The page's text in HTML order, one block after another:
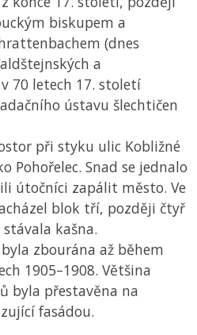
biskupem a
(dnes
a
70 letech 17. století
ústavu šlechtičen
při styku ulic Kobližné
Pohořelec. Snad se jednalo
útočníci zapálit město. Ve
blok tří, později čtyř
kašna.
zbourána až během
1905–1908. Většina
byla přestavěna na
fasádou.